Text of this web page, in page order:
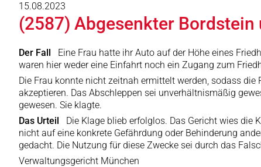
15.08.2023
(2587) Abgesenkter
Der Fall
Eine Frau hatte ihr Auto auf der Höhe eines
waren hier weder eine Einfahrt noch ein Zugang zum
Die Frau konnte nicht zeitnah ermittelt werden, sodass
akzeptieren. Das Abschleppen sei unverhältnismäßig
gewesen. Sie klagte.
Das Urteil
Die Klage blieb erfolglos. Das Gericht wies die
nicht auf eine konkrete Gefährdung oder Behinderung
gedacht. Die Nutzung für diese Zwecke sei durch das
Verwaltungsgericht München